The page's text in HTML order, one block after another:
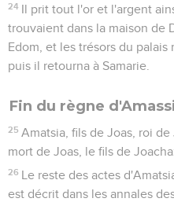
24 Il prit tout l'or et l'argent
trouvaient dans la maison de
Edom, et les trésors du palais
puis il retourna à Samarie.
Fin du règne
25 Amatsia, fils de Joas, roi de
mort de Joas, le fils de
26 Le reste des actes
est décrit dans les annales